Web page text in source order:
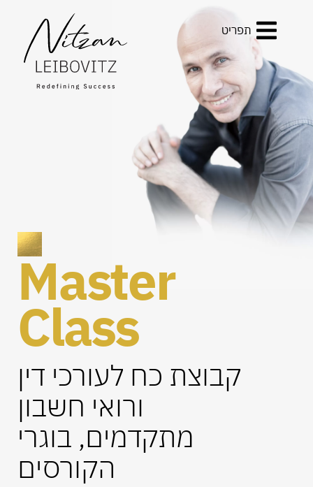
תפריט
Master
Class
קבוצת כח לעורכי דין
ורואי חשבון
מתקדמים, בוגרי
הקורסים